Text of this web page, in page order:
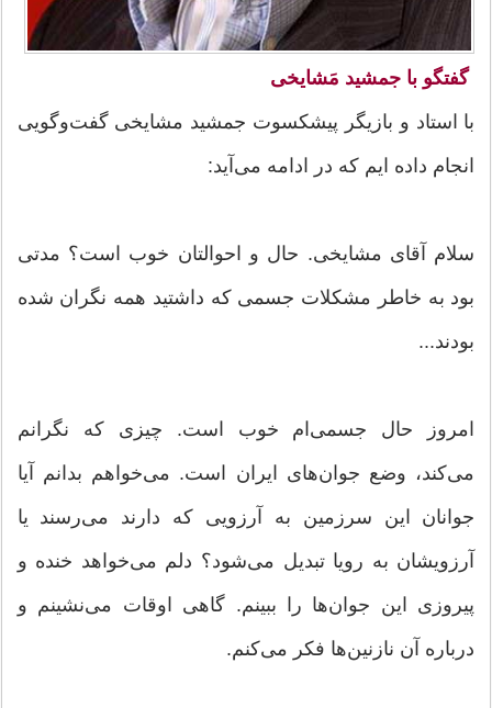
گفتگو با جمشید مَشایخی
با استاد و بازیگر پیشکسوت جمشید مشایخی گفت‌وگویی
انجام داده ایم که در ادامه می‌آید:
سلام آقای مشایخی. حال و احوالتان خوب است؟ مدتی
بود به خاطر مشکلات جسمی که داشتید همه نگران شده
بودند...
امروز حال جسمی‌ام خوب است. چیزی که نگرانم
می‌کند، وضع جوان‌های ایران است. می‌خواهم بدانم آیا
جوانان این سرزمین به آرزویی که دارند می‌رسند یا
آرزویشان به رویا تبدیل می‌شود؟ دلم می‌خواهد خنده و
پیروزی این جوان‌ها را ببینم. گاهی اوقات می‌نشینم و
درباره آن نازنین‌ها فکر می‌کنم.